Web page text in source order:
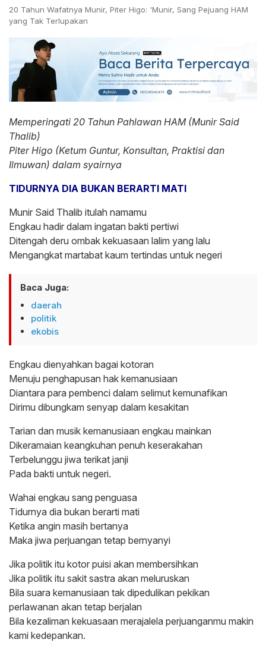
20 Tahun Wafatnya Munir, Piter Higo: 'Munir, Sang Pejuang HAM
yang Tak Terlupakan
Memperingati 20 Tahun Pahlawan HAM (Munir Said
Thalib)
Piter Higo (Ketum Guntur, Konsultan, Praktisi dan
Ilmuwan) dalam syairnya
TIDURNYA DIA BUKAN BERARTI MATI
Munir Said Thalib itulah namamu
Engkau hadir dalam ingatan bakti pertiwi
Ditengah deru ombak kekuasaan lalim yang lalu
Mengangkat martabat kaum tertindas untuk negeri
Baca Juga:
daerah
politik
ekobis
Engkau dienyahkan bagai kotoran
Menuju penghapusan hak kemanusiaan
Diantara para pembenci dalam selimut kemunafikan
Dirimu dibungkam senyap dalam kesakitan
Tarian dan musik kemanusiaan engkau mainkan
Dikeramaian keangkuhan penuh keserakahan
Terbelunggu jiwa terikat janji
Pada bakti untuk negeri.
Wahai engkau sang penguasa
Tidurnya dia bukan berarti mati
Ketika angin masih bertanya
Maka jiwa perjuangan tetap bernyanyi
Jika politik itu kotor puisi akan membersihkan
Jika politik itu sakit sastra akan meluruskan
Bila suara kemanusiaan tak dipedulikan pekikan
perlawanan akan tetap berjalan
Bila kezaliman kekuasaan merajalela perjuanganmu makin
kami kedepankan.